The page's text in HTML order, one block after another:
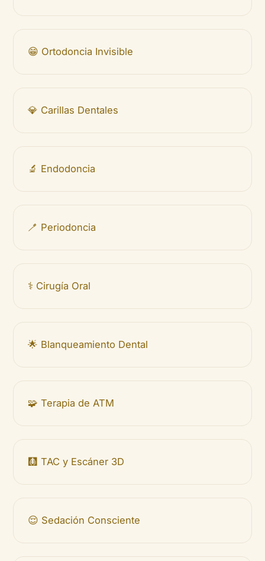
😁 Ortodoncia Invisible
💎 Carillas Dentales
🔬 Endodoncia
🪥 Periodoncia
⚕️ Cirugía Oral
🌟 Blanqueamiento Dental
🧩 Terapia de ATM
🩻 TAC y Escáner 3D
😌 Sedación Consciente